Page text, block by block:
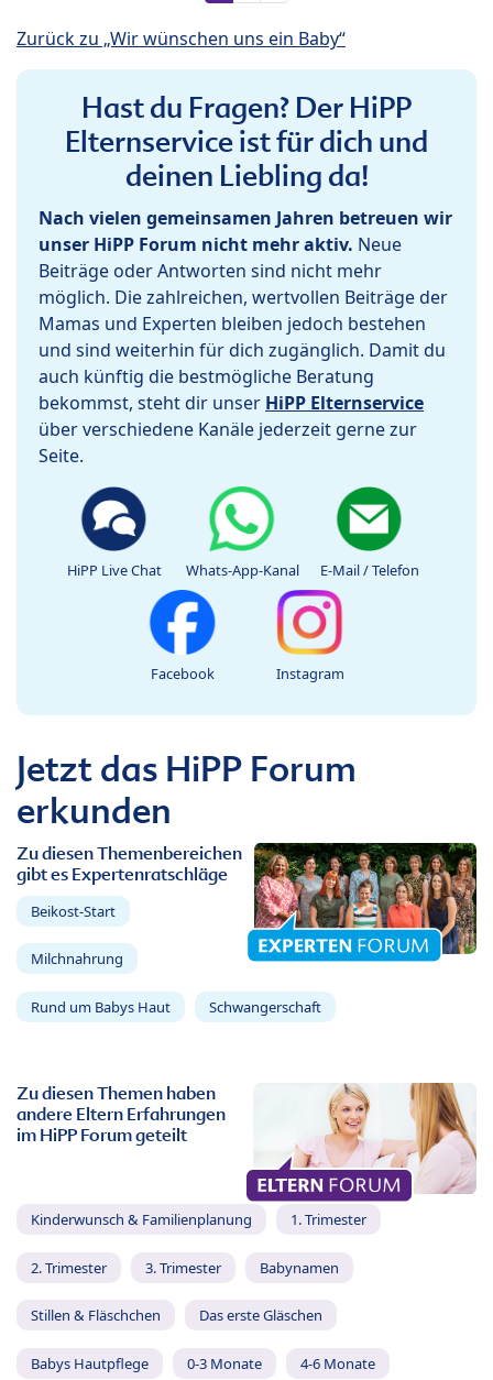
Zurück zu „Wir wünschen uns ein Baby“
Hast du Fragen? Der HiPP
Elternservice ist für dich und
deinen Liebling da!
Nach vielen gemeinsamen Jahren betreuen wir
unser HiPP Forum nicht mehr aktiv. Neue
Beiträge oder Antworten sind nicht mehr
möglich. Die zahlreichen, wertvollen Beiträge der
Mamas und Experten bleiben jedoch bestehen
und sind weiterhin für dich zugänglich. Damit du
auch künftig die bestmögliche Beratung
bekommst, steht dir unser HiPP Elternservice
über verschiedene Kanäle jederzeit gerne zur
Seite.
HiPP Live Chat Whats-App-Kanal E-Mail / Telefon
Facebook Instagram
Jetzt das HiPP Forum
erkunden
Zu diesen Themenbereichen
gibt es Expertenratschläge
Beikost-Start
Milchnahrung
Rund um Babys Haut Schwangerschaft
Zu diesen Themen haben
andere Eltern Erfahrungen
im HiPP Forum geteilt
Kinderwunsch & Familienplanung 1. Trimester
2. Trimester 3. Trimester Babynamen
Stillen & Fläschchen Das erste Gläschen
Babys Hautpflege 0-3 Monate 4-6 Monate